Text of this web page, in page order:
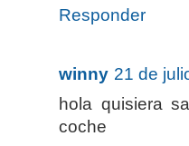
Responder
winny 21 de
hola quisiera
coche